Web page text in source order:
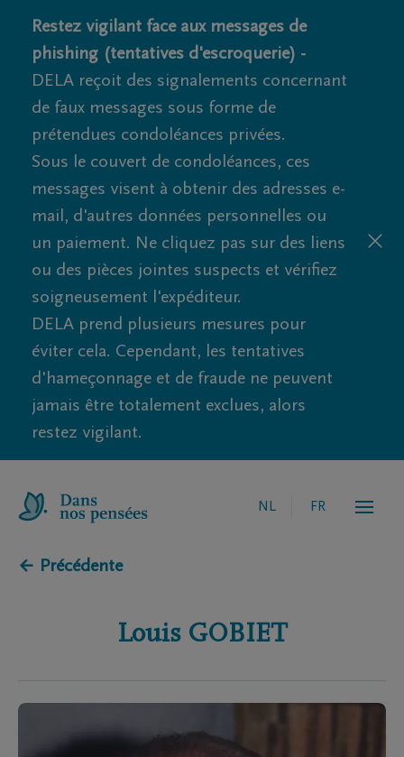
Restez vigilant face aux messages de
phishing (tentatives d'escroquerie) -
DELA reçoit des signalements concernant
de faux messages sous forme de
prétendues condoléances privées.
Sous le couvert de condoléances, ces
messages visent à obtenir des adresses e-
mail, d'autres données personnelles ou
un paiement. Ne cliquez pas sur des liens
ou des pièces jointes suspects et vérifiez
soigneusement l'expéditeur.
DELA prend plusieurs mesures pour
éviter cela. Cependant, les tentatives
d'hameçonnage et de fraude ne peuvent
jamais être totalement exclues, alors
restez vigilant.
NL FR
← Précédente
Louis GOBIET